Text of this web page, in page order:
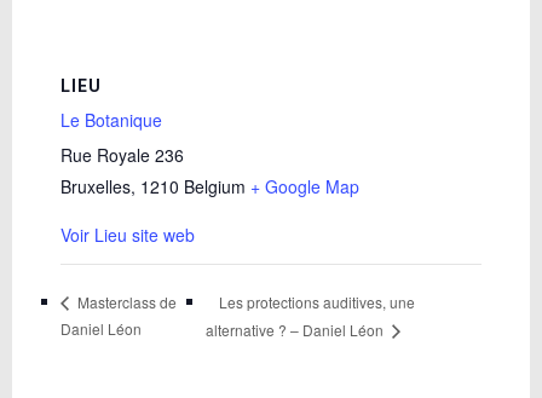
LIEU
Le Botanique
Rue Royale 236
Bruxelles, 1210 Belgium + Google Map
Voir Lieu site web
Masterclass de
Daniel Léon
Les protections auditives, une
alternative ? – Daniel Léon